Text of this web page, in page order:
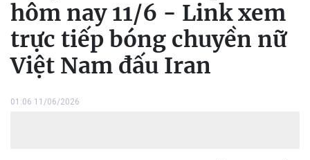
hôm nay 11/6 - Link xem
trực tiếp bóng chuyền nữ
Việt Nam đấu Iran
01:06 11/06/2026